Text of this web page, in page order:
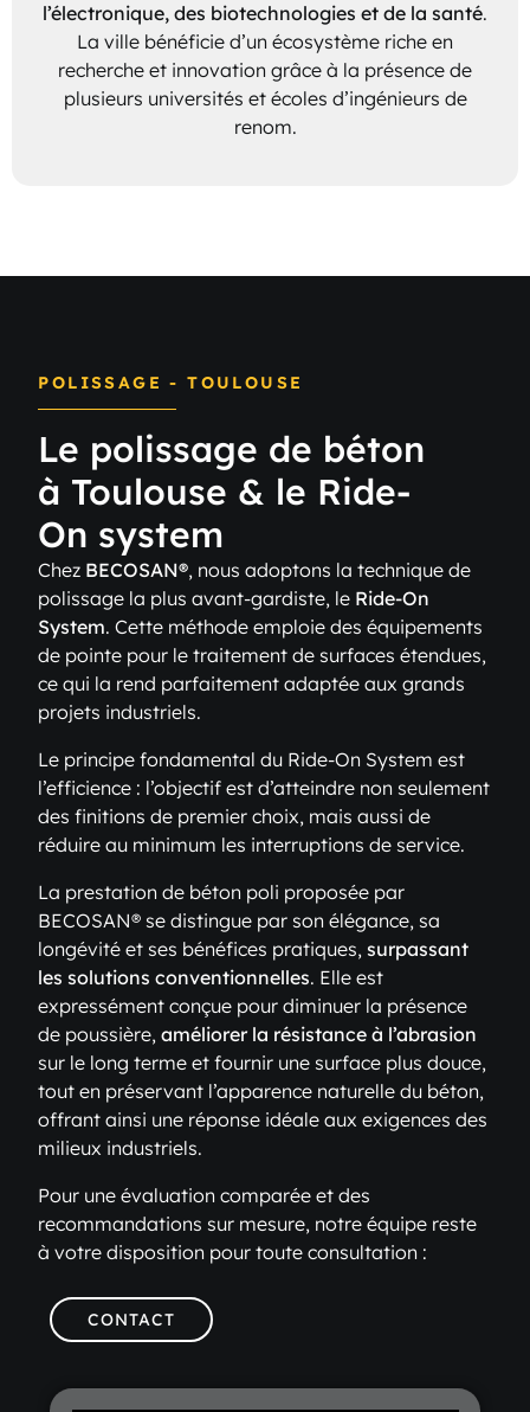
l’électronique, des biotechnologies et de la santé.
La ville bénéficie d’un écosystème riche en
recherche et innovation grâce à la présence de
plusieurs universités et écoles d’ingénieurs de
renom.
POLISSAGE - TOULOUSE
Le polissage de béton
à Toulouse & le Ride-
On system
Chez BECOSAN®, nous adoptons la technique de
polissage la plus avant-gardiste, le Ride-On
System. Cette méthode emploie des équipements
de pointe pour le traitement de surfaces étendues,
ce qui la rend parfaitement adaptée aux grands
projets industriels.
Le principe fondamental du Ride-On System est
l’efficience : l’objectif est d’atteindre non seulement
des finitions de premier choix, mais aussi de
réduire au minimum les interruptions de service.
La prestation de béton poli proposée par
BECOSAN® se distingue par son élégance, sa
longévité et ses bénéfices pratiques,surpassant
les solutions conventionnelles. Elle est
expressément conçue pour diminuer la présence
de poussière,améliorer la résistance à l’abrasion
sur le long terme et fournir une surface plus douce,
tout en préservant l’apparence naturelle du béton,
offrant ainsi une réponse idéale aux exigences des
milieux industriels.
Pour une évaluation comparée et des
recommandations sur mesure, notre équipe reste
à votre disposition pour toute consultation :
CONTACT